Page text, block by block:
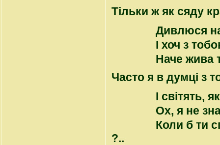
Тільки ж як сяду
Дивлюся
І хоч з
Наче жива
Часто я в думці з
І світять,
Ох, я не
Коли б ти
?..